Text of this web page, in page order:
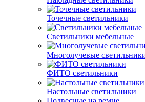
Точечные светильники
Светильники мебельные
Многолучевые
ФИТО светильники
Настольные светильники